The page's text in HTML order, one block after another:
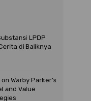
LPDP
di Baliknya
Warby Parker’s
and Value